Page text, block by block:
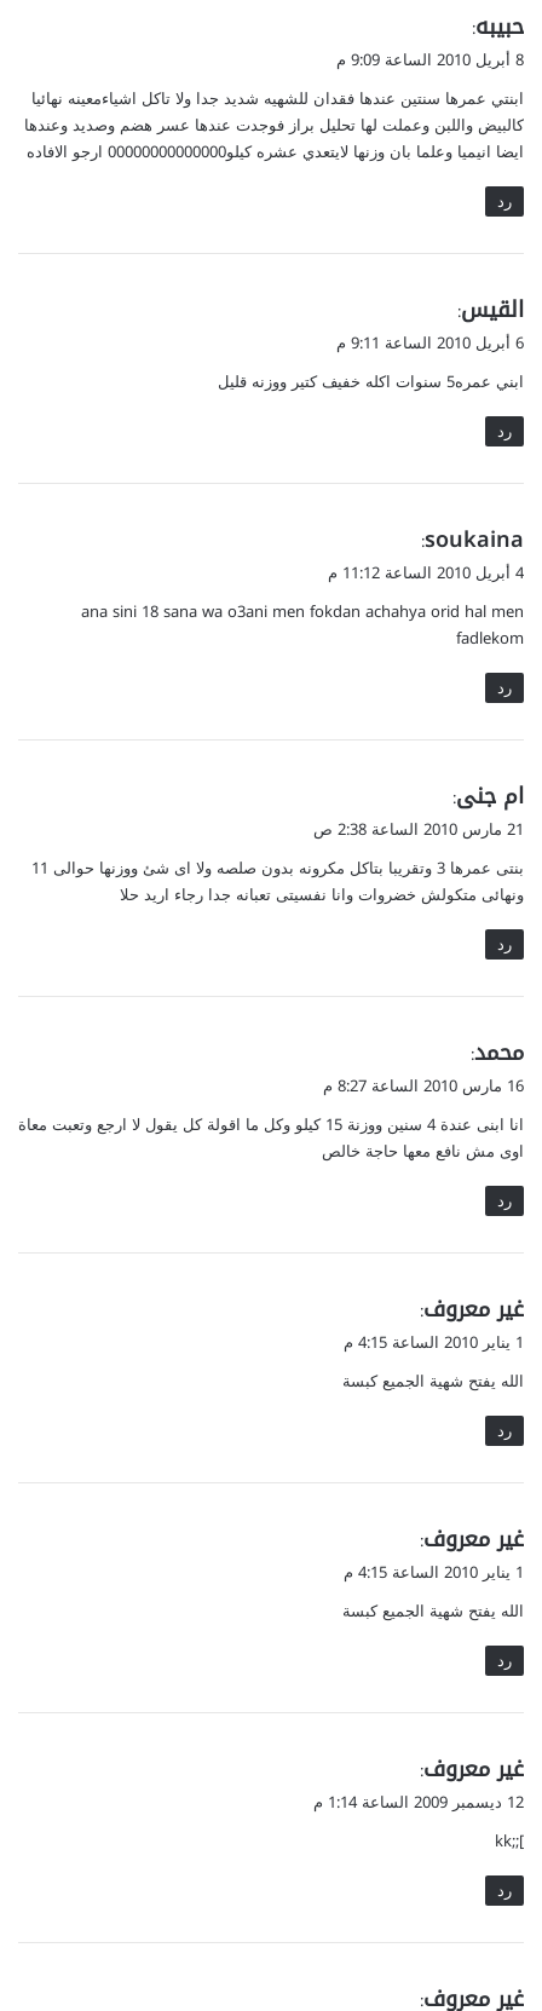
ي
ق
ل
حبيبه:
8 أبريل 2010 الساعة 9:09 م
ابنتي عمرها سنتين عندها فقدان للشهيه شديد جدا ولا تاكل اشياءمعينه نهائيا
كالبيض واللبن وعملت لها تحليل براز فوجدت عندها عسر هضم وصديد وعندها
ايضا انيميا وعلما بان وزنها لايتعدي عشره كيلو00000000000000 ارجو الافاده
رد
ي
ق
ل
القيس:
6 أبريل 2010 الساعة 9:11 م
ابني عمره5 سنوات اكله خفيف كتير ووزنه قليل
رد
ي
ق
ل
soukaina
:
4 أبريل 2010 الساعة 11:12 م
ana sini 18 sana wa o3ani men fokdan achahya orid hal men
fadlekom
رد
ي
ق
ل
ام جنى:
21 مارس 2010 الساعة 2:38 ص
بنتى عمرها 3 وتقريبا بتاكل مكرونه بدون صلصه ولا اى شئ ووزنها حوالى 11
ونهائى متكولش خضروات وانا نفسيتى تعبانه جدا رجاء اريد حلا
رد
ي
ق
ل
محمد:
16 مارس 2010 الساعة 8:27 م
انا ابنى عندة 4 سنين ووزنة 15 كيلو وكل ما اقولة كل يقول لا ارجع وتعبت معاة
اوى مش نافع معها حاجة خالص
رد
ي
ق
ل
غير معروف:
1 يناير 2010 الساعة 4:15 م
الله يفتح شهية الجميع كبسة
رد
ي
ق
ل
غير معروف:
1 يناير 2010 الساعة 4:15 م
الله يفتح شهية الجميع كبسة
رد
ي
ق
ل
غير معروف:
12 ديسمبر 2009 الساعة 1:14 م
];;kk
رد
يغير معروف: